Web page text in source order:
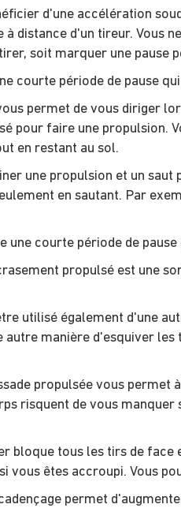
d'une accélération
distance d'un tireur. Vous
soit marquer une pause
courte période de pause
permet de vous diriger
pour faire une propulsion.
en restant au sol.
une propulsion et un
en sautant. Par
une courte période de
propulsé est une
utilisé également d'une
manière d'esquiver
propulsée vous permet
risquent de vous
bloque tous les tirs de face
vous êtes accroupi. Vous
permet